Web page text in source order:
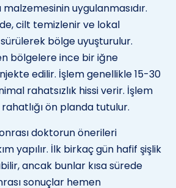
uygulanmasıdır.
cilt temizlenir ve lokal
bölge uyuşturulur.
bölgelere ince bir iğne
edilir. İşlem genellikle 15-30
rahatsızlık hissi verir. İşlem
rahatlığı ön planda tutulur.
doktorun önerileri
yapılır. İlk birkaç gün hafif şişlik
ancak bunlar kısa sürede
sonuçlar hemen